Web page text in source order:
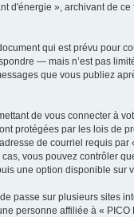
d'énergie », archivant de
qui est prévu pour
— mais n’est pas
que vous publiez
de vous connecter à
protégées par les lois de
de courriel requis par
vous pouvez contrôler
une option disponible sur
passe sur plusieurs sites
personne affiliée à « PICO